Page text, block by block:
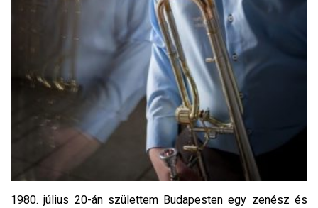
1980. július 20-án születtem Budapesten egy zenész és